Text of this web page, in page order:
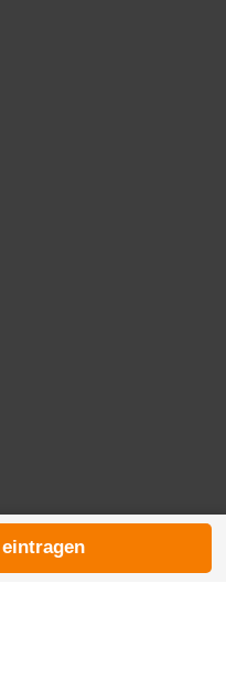
© 2026 die-kfzgutachter.de